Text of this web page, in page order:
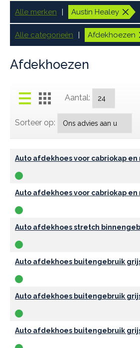
Alle merken Austin Healey
Alle categorieën Afdekhoezen
Afdekhoezen
Aantal:
Sorteer op:
Auto afdekhoes voor cabriokap
Auto afdekhoes voor cabriokap
Auto afdekhoes stretch
Auto afdekhoes buitengebruik
Auto afdekhoes buitengebruik
Auto afdekhoes buitengebruik